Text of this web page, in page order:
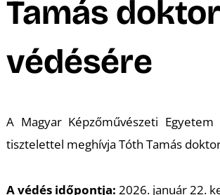
Tamás
védésére
A Magyar Képzőművészeti
tisztelettel meghívja Tóth Tamás
A védés időpontja: 2026. január 22.